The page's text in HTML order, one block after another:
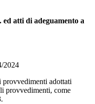
atti di adeguamento a
2024
provvedimenti adottati
provvedimenti, come